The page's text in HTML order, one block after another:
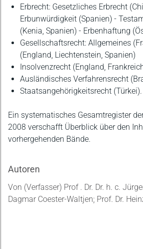
Erbrecht: Gesetzliches Erbrecht
Erbunwürdigkeit (Spanien) -
(Kenia, Spanien) - Erbenhaftung
Gesellschaftsrecht: Allgemeines
(England, Liechtenstein, Spanien)
Insolvenzrecht (England,
Ausländisches Verfahrensrecht
Staatsangehörigkeitsrecht (Türkei).
Ein systematisches Gesamtregister
2008 verschafft Überblick über den
vorhergehenden Bände.
Autoren
Von (Verfasser) Prof . Dr. Dr. h. c.
Dagmar Coester-Waltjen; Prof. Dr.